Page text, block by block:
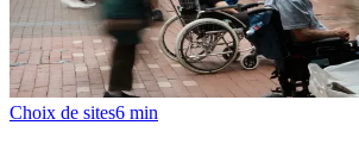
Choix de sites6 min